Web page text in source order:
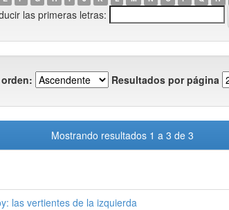
las primeras letras:
Resultados por página
Mostrando resultados 1 a 3 de 3
las vertientes de la izquierda